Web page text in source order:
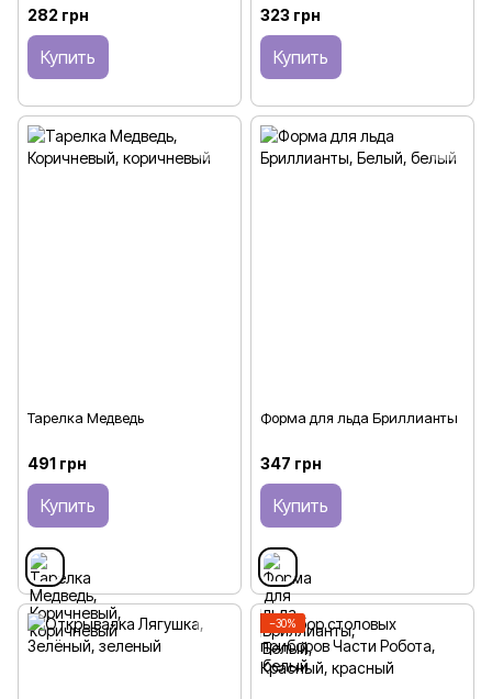
282 грн
Купить
323 грн
Купить
Тарелка Медведь
491 грн
Купить
Форма для льда Бриллианты
347 грн
Купить
−30%